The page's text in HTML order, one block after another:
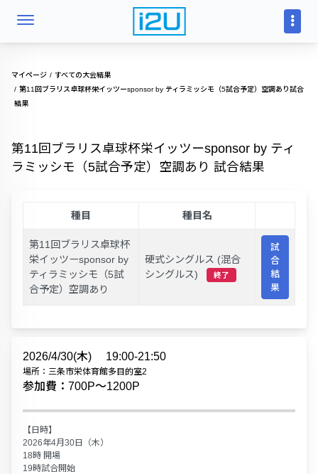
マイページ
すべての大会結果
第11回ブラリス卓球杯栄イッツーsponsor by ティラミッシモ（5試合予定）空調あり試合
結果
第11回ブラリス卓球杯栄イッツーsponsor by ティ
ラミッシモ（5試合予定）空調あり 試合結果
種目 種目名
第11回ブラリス卓球杯
栄イッツーsponsor by
ティラミッシモ（5試
合予定）空調あり
硬式シングルス (混合
シングルス)
終了
試
合
結
果
2026/4/30(木) 19:00-21:50
場所：三条市栄体育館多目的室2
参加費：700P〜1200P
【日時】
2026年4月30日（木）
18時 開場
19時試合開始